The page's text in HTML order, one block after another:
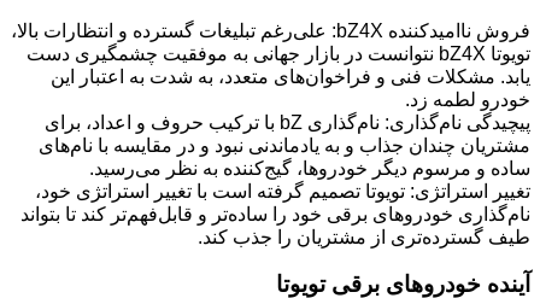
فروش ناامیدکننده bZ4X: علی‌رغم تبلیغات گسترده و انتظارات بالا،
تویوتا bZ4X نتوانست در بازار جهانی به موفقیت چشمگیری دست
یابد. مشکلات فنی و فراخوان‌های متعدد، به شدت به اعتبار این
خودرو لطمه زد.
پیچیدگی نام‌گذاری: نام‌گذاری bZ با ترکیب حروف و اعداد، برای
مشتریان چندان جذاب و به یادماندنی نبود و در مقایسه با نام‌های
ساده و مرسوم دیگر خودروها، گیج‌کننده به نظر می‌رسید.
تغییر استراتژی: تویوتا تصمیم گرفته است با تغییر استراتژی خود،
نام‌گذاری خودروهای برقی خود را ساده‌تر و قابل‌فهم‌تر کند تا بتواند
طیف گسترده‌تری از مشتریان را جذب کند.
آینده خودروهای برقی تویوتا